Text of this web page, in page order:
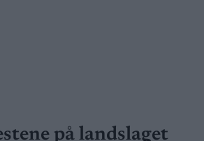
på landslaget